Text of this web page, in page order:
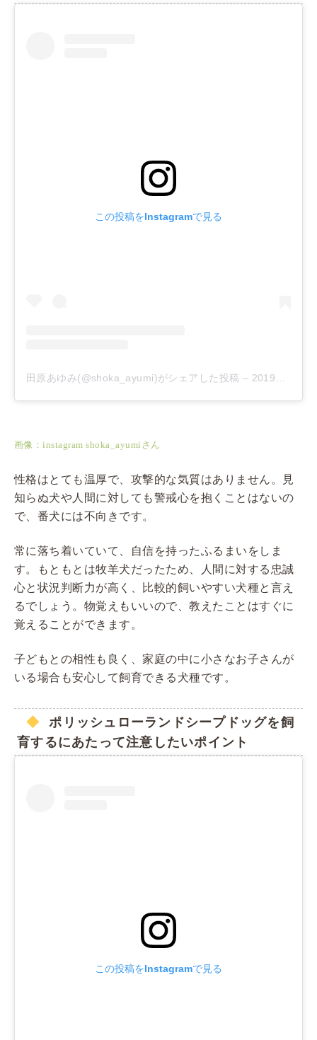
この投稿をInstagramで見る
田原あゆみ(@shoka_ayumi)がシェアした投稿 – 2019年10月月30日午前6時55分PDT
画像：instagram shoka_ayumiさん
性格はとても温厚で、攻撃的な気質はありません。見
知らぬ犬や人間に対しても警戒心を抱くことはないの
で、番犬には不向きです。
常に落ち着いていて、自信を持ったふるまいをしま
す。もともとは牧羊犬だったため、人間に対する忠誠
心と状況判断力が高く、比較的飼いやすい犬種と言え
るでしょう。物覚えもいいので、教えたことはすぐに
覚えることができます。
子どもとの相性も良く、家庭の中に小さなお子さんが
いる場合も安心して飼育できる犬種です。
ポリッシュローランドシープドッグを飼
育するにあたって注意したいポイント
この投稿をInstagramで見る